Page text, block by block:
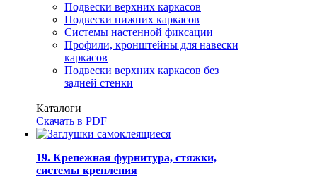
Подвески верхних каркасов
Подвески нижних каркасов
Системы настенной фиксации
Профили, кронштейны для навески
каркасов
Подвески верхних каркасов без
задней стенки
Каталоги
Скачать в PDF
19. Крепежная фурнитура, стяжки,
системы крепления